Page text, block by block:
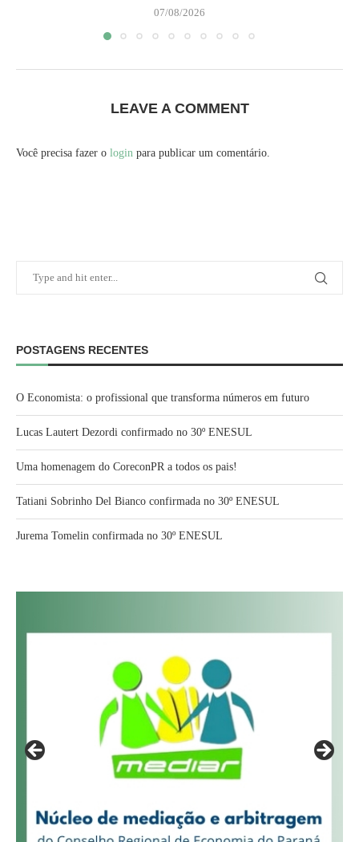
07/08/2026
LEAVE A COMMENT
Você precisa fazer o login para publicar um comentário.
POSTAGENS RECENTES
O Economista: o profissional que transforma números em futuro
Lucas Lautert Dezordi confirmado no 30º ENESUL
Uma homenagem do CoreconPR a todos os pais!
Tatiani Sobrinho Del Bianco confirmada no 30º ENESUL
Jurema Tomelin confirmada no 30º ENESUL